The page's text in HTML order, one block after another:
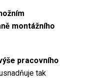
montážního
pracovního
tak